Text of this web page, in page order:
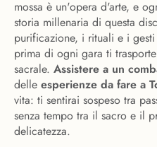
mossa è un'opera d'arte, e
storia millenaria di questa
purificazione, i rituali e i
prima di ogni gara ti
sacrale. Assistere a un
delle esperienze da fare a
vita: ti sentirai sospeso tra
senza tempo tra il sacro e il
delicatezza.